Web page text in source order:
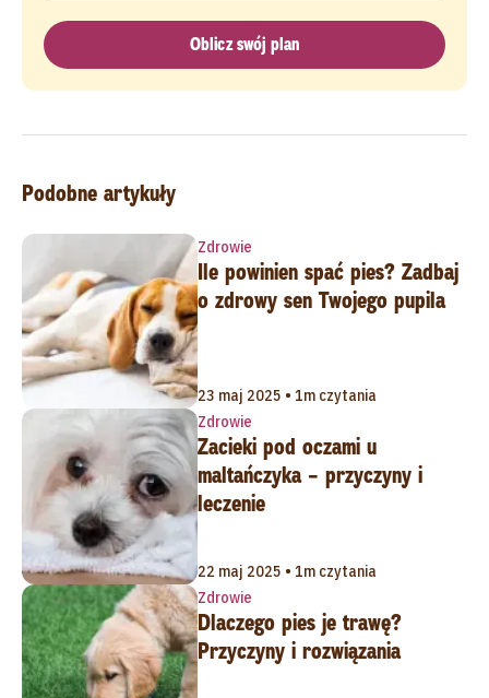
Oblicz swój plan
Podobne artykuły
Zdrowie
Ile powinien spać pies? Zadbaj
o zdrowy sen Twojego pupila
23 maj 2025 • 1m czytania
Zdrowie
Zacieki pod oczami u
maltańczyka – przyczyny i
leczenie
22 maj 2025 • 1m czytania
Zdrowie
Dlaczego pies je trawę?
Przyczyny i rozwiązania